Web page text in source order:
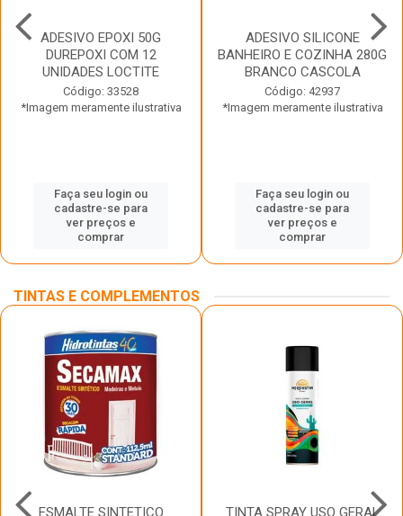
ADESIVO EPOXI 50G
DUREPOXI COM 12
UNIDADES LOCTITE
Código: 33528
*Imagem meramente ilustrativa
Faça seu login ou
cadastre-se para
ver preços e
comprar
ADESIVO SILICONE
BANHEIRO E COZINHA 280G
BRANCO CASCOLA
Código: 42937
*Imagem meramente ilustrativa
Faça seu login ou
cadastre-se para
ver preços e
comprar
TINTAS E COMPLEMENTOS
ESMALTE SINTETICO TINTA SPRAY USO GERAL